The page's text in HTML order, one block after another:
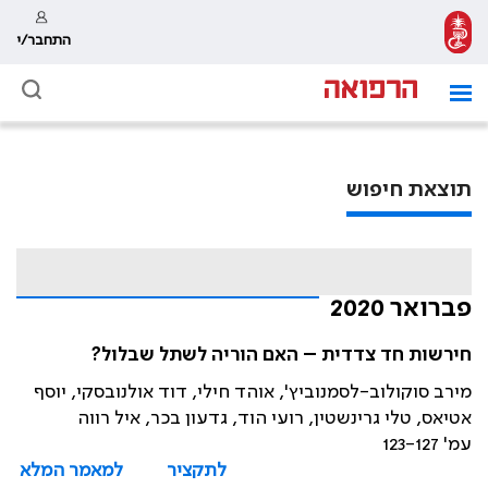
התחבר/י
תוצאת חיפוש
פברואר 2020
חירשות חד צדדית – האם הוריה לשתל שבלול?
מירב סוקולוב-לסמנוביץ', אוהד חילי, דוד אולנובסקי, יוסף
אטיאס, טלי גרינשטין, רועי הוד, גדעון בכר, איל רווה
עמ' 123-127
לתקציר
למאמר המלא